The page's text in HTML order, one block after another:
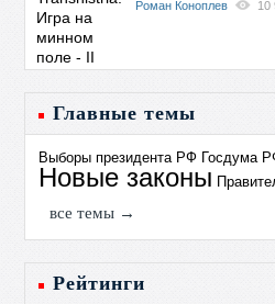
Роман Коноплев 10
Главные темы
Выборы президента РФ Госдума
Новые законы
все темы →
Рейтинги